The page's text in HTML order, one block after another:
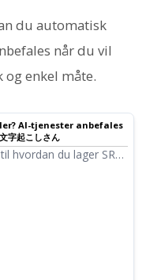
du automatisk
når du vil
enkel måte.
AI-tjenester anbefales
起こしさん
hvordan du lager SRT-